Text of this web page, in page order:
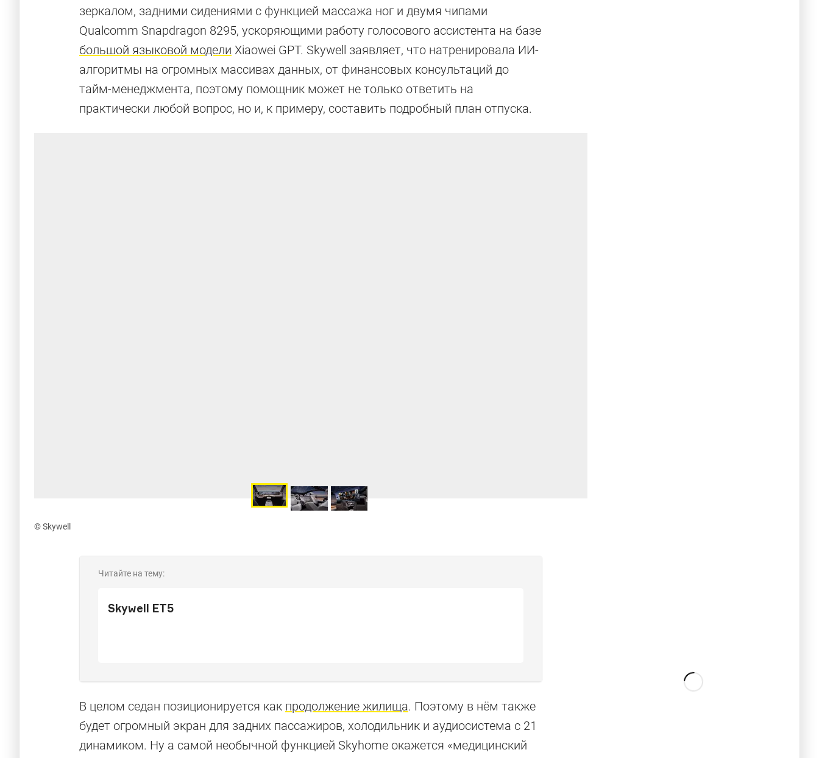
зеркалом, задними сидениями с функцией массажа ног и двумя чипами
Qualcomm Snapdragon 8295, ускоряющими работу голосового ассистента на базе
большой языковой модели Xiaowei GPT. Skywell заявляет, что натренировала ИИ-
алгоритмы на огромных массивах данных, от финансовых консультаций до
тайм-менеджмента, поэтому помощник может не только ответить на
практически любой вопрос, но и, к примеру, составить подробный план отпуска.
© Skywell
Читайте на тему:
Skywell ET5
В целом седан позиционируется как продолжение жилища. Поэтому в нём также
будет огромный экран для задних пассажиров, холодильник и аудиосистема с 21
динамиком. Ну а самой необычной функцией Skyhome окажется «медицинский